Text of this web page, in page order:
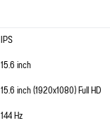
IPS
15.6 inch
15.6 inch (1920x1080) Full HD
144 Hz